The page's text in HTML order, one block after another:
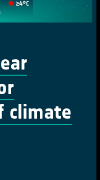
climate